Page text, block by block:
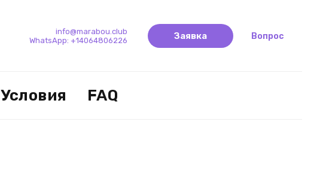
info@marabou.club
WhatsApp: +14064806226 Заявка Вопрос
Условия FAQ